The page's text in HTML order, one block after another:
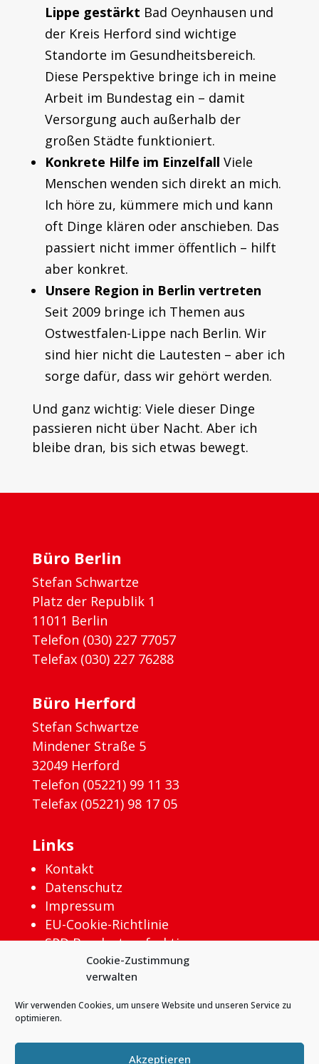
Cookie-Zustimmung
verwalten
Wir verwenden Cookies, um unsere Website und unseren Service zu
optimieren.
Akzeptieren
Lippe gestärkt Bad Oeynhausen und
der Kreis Herford sind wichtige
Standorte im Gesundheitsbereich.
Diese Perspektive bringe ich in meine
Arbeit im Bundestag ein – damit
Versorgung auch außerhalb der
großen Städte funktioniert.
Konkrete Hilfe im Einzelfall Viele
Menschen wenden sich direkt an mich.
Ich höre zu, kümmere mich und kann
oft Dinge klären oder anschieben. Das
passiert nicht immer öffentlich – hilft
aber konkret.
Unsere Region in Berlin vertreten
Seit 2009 bringe ich Themen aus
Ostwestfalen-Lippe nach Berlin. Wir
sind hier nicht die Lautesten – aber ich
sorge dafür, dass wir gehört werden.
Und ganz wichtig: Viele dieser Dinge
passieren nicht über Nacht. Aber ich
bleibe dran, bis sich etwas bewegt.
Büro Berlin
Stefan Schwartze
Platz der Republik 1
11011 Berlin
Telefon (030) 227 77057
Telefax (030) 227 76288
Büro Herford
Stefan Schwartze
Mindener Straße 5
32049 Herford
Telefon (05221) 99 11 33
Telefax (05221) 98 17 05
Links
Kontakt
Datenschutz
Impressum
EU-Cookie-Richtlinie
SPD Bundestagsfraktion